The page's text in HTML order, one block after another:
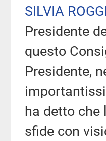
SILVIA
Presidente
questo
Presidente,
ha detto che
sfide con